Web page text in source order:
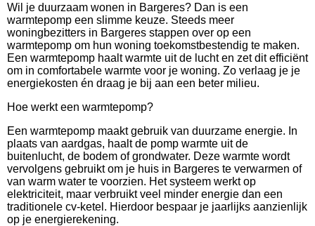
Wil je duurzaam wonen in Bargeres? Dan is een
warmtepomp een slimme keuze. Steeds meer
woningbezitters in Bargeres stappen over op een
warmtepomp om hun woning toekomstbestendig te maken.
Een warmtepomp haalt warmte uit de lucht en zet dit efficiënt
om in comfortabele warmte voor je woning. Zo verlaag je je
energiekosten én draag je bij aan een beter milieu.
Hoe werkt een warmtepomp?
Een warmtepomp maakt gebruik van duurzame energie. In
plaats van aardgas, haalt de pomp warmte uit de
buitenlucht, de bodem of grondwater. Deze warmte wordt
vervolgens gebruikt om je huis in Bargeres te verwarmen of
van warm water te voorzien. Het systeem werkt op
elektriciteit, maar verbruikt veel minder energie dan een
traditionele cv-ketel. Hierdoor bespaar je jaarlijks aanzienlijk
op je energierekening.